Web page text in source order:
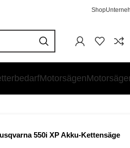
Shop
Motorsägen
550i XP Akku-Kettensäge